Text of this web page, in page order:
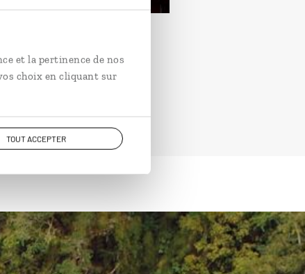
et la pertinence de nos
choix en cliquant sur
TOUT ACCEPTER